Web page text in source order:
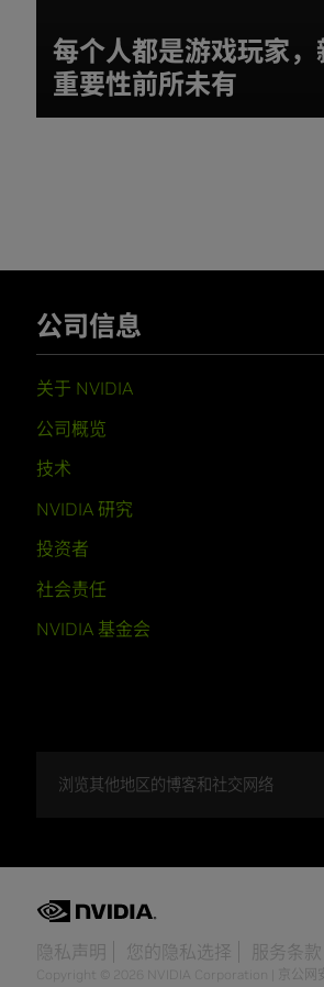
每个人都是游戏玩家
重要性前所未有
公司信息
关于 NVIDIA
公司概览
技术
NVIDIA 研究
投资者
社会责任
NVIDIA 基金会
浏览其他地区的博客和社交网络
隐私声明 您的隐私选择 服务条款
Copyright © 2026 NVIDIA Corporation 京公